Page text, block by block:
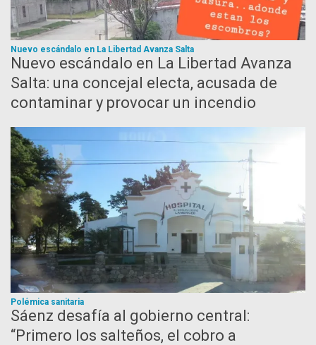
Nuevo escándalo en La Libertad Avanza Salta
Nuevo escándalo en La Libertad Avanza
Salta: una concejal electa, acusada de
contaminar y provocar un incendio
Polémica sanitaria
Sáenz desafía al gobierno central:
“Primero los salteños, el cobro a